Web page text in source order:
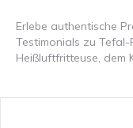
Erlebe authentische
Testimonials zu
Heißluftfritteuse, dem